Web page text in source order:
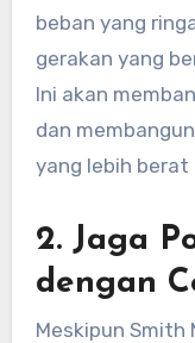
beban yang
gerakan yang
Ini akan
dan
yang lebih berat
2. Jaga
dengan
Meskipun Smith